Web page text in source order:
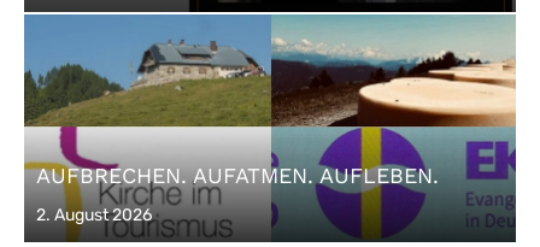
on
AUFBRECHEN. AUFATMEN. AUFLEBEN.
Posted
2. August 2026